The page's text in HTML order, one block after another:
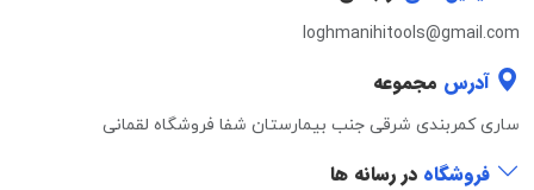
loghmanihitools@gmail.com
آدرس مجموعه
ساری کمربندی شرقی جنب بیمارستان شفا فروشگاه لقمانی
فروشگاه در رسانه ها